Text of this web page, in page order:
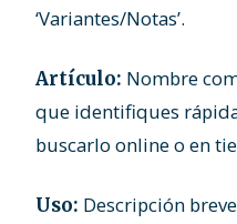
‘Variantes/Notas’.
Artículo: Nombre
que identifiques
buscarlo online o en
Uso: Descripción